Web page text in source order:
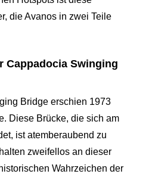
die Avanos in zwei Teile
Cappadocia Swinging
Bridge erschien 1973
Diese Brücke, die sich am
ist atemberaubend zu
zweifellos an dieser
Wahrzeichen der